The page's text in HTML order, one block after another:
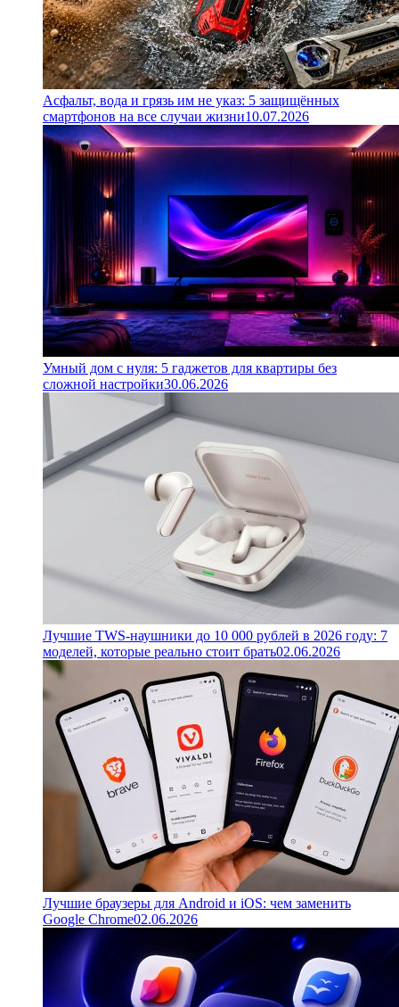
Асфальт, вода и грязь им не указ: 5 защищённых
смартфонов на все случаи жизни10.07.2026
Умный дом с нуля: 5 гаджетов для квартиры без
сложной настройки30.06.2026
Лучшие TWS-наушники до 10 000 рублей в 2026 году: 7
моделей, которые реально стоит брать02.06.2026
Лучшие браузеры для Android и iOS: чем заменить
Google Chrome02.06.2026